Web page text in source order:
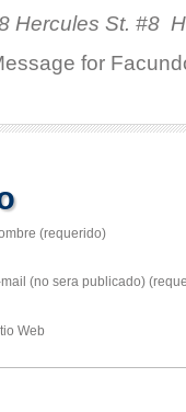
Hercules St. #8
for
(requerido)
mail (no sera publicado)
Web